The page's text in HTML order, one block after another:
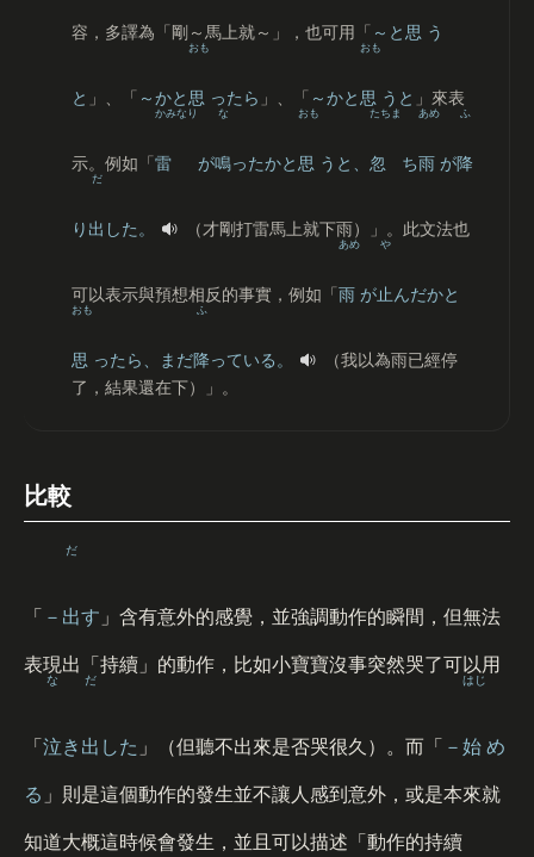
容，多譯為「剛～馬上就～」，也可用「 ～と 思 う
と 」、「 ～かと 思
おも
ったら 」、「 ～かと 思
おも
うと 」來表
示。例如「 雷
かみなり
が鳴
な
ったかと 思
おも
うと、 忽
たちま
ち雨
あめ
が降
ふ
り 出
だ
した。 （才剛打雷馬上就下雨）」。此文法也
可以表示與預想相反的事實，例如「 雨
あめ
が止
や
んだかと
思
おも
ったら、まだ降
ふ
っている。
（我以為雨已經停
了，結果還在下）」。
比較
「 － 出
だ
す 」含有意外的感覺，並強調動作的瞬間，但無法
表現出「持續」的動作，比如小寶寶沒事突然哭了可以用
「 泣
な
き 出
だ
した 」（但聽不出來是否哭很久）。而「 － 始
はじ
め
る 」則是這個動作的發生並不讓人感到意外，或是本來就
知道大概這時候會發生，並且可以描述「動作的持續